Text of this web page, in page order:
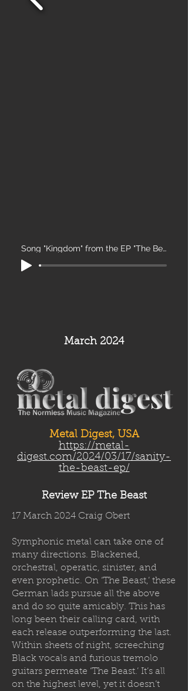
Song "Kingdom" from the EP "The Beast"
March 2024
Metal Digest, USA
https://metal-
digest.com/2024/03/17/sanity-
the-beast-ep/
Review EP The Beast
17 March 2024 Craig Obert
Symphonic metal can take one of
many directions. Blackened,
orchestral, operatic, sinister, and
even prophetic. On ‘The Beast,’ these
German lads pursue all the above
and do so quite amicably. This has
long been their calling card, with
each release outperforming the last.
Within sheets of night, screeching
Black vocals and furious tremolo
guitars permeate ‘The Beast.’ It’s all
on the highest level, yet it doesn’t